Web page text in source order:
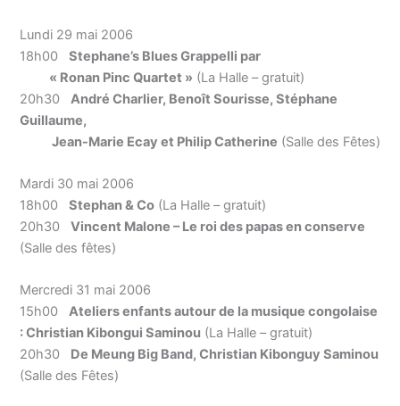
Lundi 29 mai 2006
18h00 Stephane’s Blues Grappelli par
« Ronan Pinc Quartet » (La Halle – gratuit)
20h30 André Charlier, Benoît Sourisse, Stéphane
Guillaume,
Jean-Marie Ecay et Philip Catherine (Salle des Fêtes)
Mardi 30 mai 2006
18h00 Stephan & Co(La Halle – gratuit)
20h30 Vincent Malone – Le roi des papas en conserve
(Salle des fêtes)
Mercredi 31 mai 2006
15h00 Ateliers enfants autour de la musique congolaise
: Christian Kibongui Saminou (La Halle – gratuit)
20h30 De Meung Big Band, Christian Kibonguy Saminou
(Salle des Fêtes)